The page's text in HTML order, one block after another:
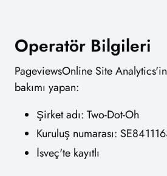
Operatör Bilgileri
PageviewsOnline Site
bakımı yapan:
Şirket adı: Two-Dot-Oh
Kuruluş numarası:
İsveç'te kayıtlı